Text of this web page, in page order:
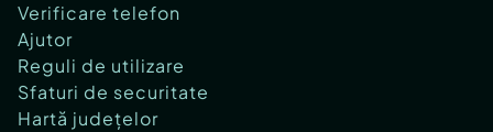
Verificare telefon
Ajutor
Reguli de utilizare
Sfaturi de securitate
Hartă județelor